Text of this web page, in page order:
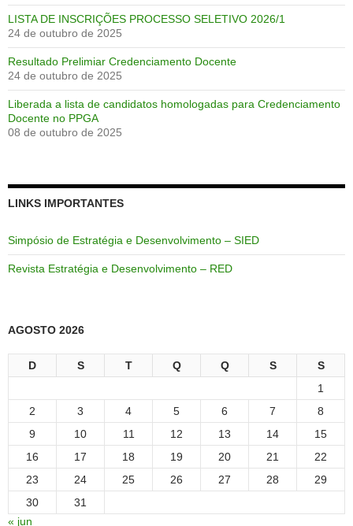
LISTA DE INSCRIÇÕES PROCESSO SELETIVO 2026/1
24 de outubro de 2025
Resultado Prelimiar Credenciamento Docente
24 de outubro de 2025
Liberada a lista de candidatos homologadas para Credenciamento
Docente no PPGA
08 de outubro de 2025
LINKS IMPORTANTES
Simpósio de Estratégia e Desenvolvimento – SIED
Revista Estratégia e Desenvolvimento – RED
AGOSTO 2026
D S T Q Q S
S
1
2
3 4 5 6 7
8
9
10 11 12 13 14
15
16
17 18 19 20 21
22
23
24 25 26 27 28
29
30
31
« jun